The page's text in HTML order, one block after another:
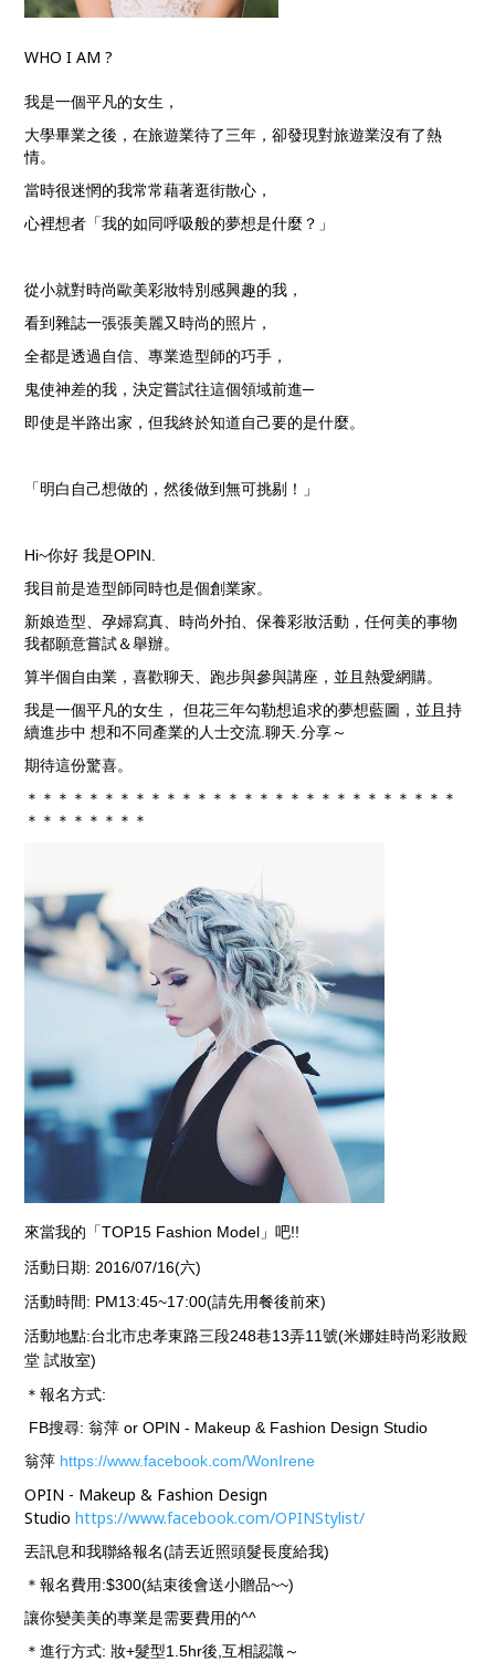
WHO I AM ?
我是一個平凡的女生，
大學畢業之後，在旅遊業待了三年，卻發現對旅遊業沒有了熱
情。
當時很迷惘的我常常藉著逛街散心，
心裡想者「我的如同呼吸般的夢想是什麼？」
從小就對時尚歐美彩妝特別感興趣的我，
看到雜誌一張張美麗又時尚的照片，
全都是透過自信、專業造型師的巧手，
鬼使神差的我，決定嘗試往這個領域前進─
即使是半路出家，但我終於知道自己要的是什麼。
「明白自己想做的，然後做到無可挑剔！」
Hi~你好 我是OPIN.
我目前是造型師同時也是個創業家。
新娘造型、孕婦寫真、時尚外拍、保養彩妝活動，任何美的事物
我都願意嘗試＆舉辦。
算半個自由業，喜歡聊天、跑步與參與講座，並且熱愛網購。
我是一個平凡的女生， 但花三年勾勒想追求的夢想藍圖，並且持
續進步中 想和不同產業的人士交流.聊天.分享～
期待這份驚喜。
＊＊＊＊＊＊＊＊＊＊＊＊＊＊＊＊＊＊＊＊＊＊＊＊＊＊＊＊
＊＊＊＊＊＊＊＊
來當我的「TOP15 Fashion Model」吧!!
活動日期: 2016/07/16(六)
活動時間: PM13:45~17:00(請先用餐後前來)
活動地點:台北市忠孝東路三段248巷13弄11號(米娜娃時尚彩妝殿
堂 試妝室)
＊報名方式:
FB搜尋: 翁萍 or OPIN - Makeup & Fashion Design Studio
翁萍 https://www.facebook.com/WonIrene
OPIN - Makeup & Fashion Design
Studiohttps://www.facebook.com/OPINStylist/
丟訊息和我聯絡報名(請丟近照頭髮長度給我)
＊報名費用:$300(結束後會送小贈品~~)
讓你變美美的專業是需要費用的^^
＊進行方式: 妝+髮型1.5hr後,互相認識～